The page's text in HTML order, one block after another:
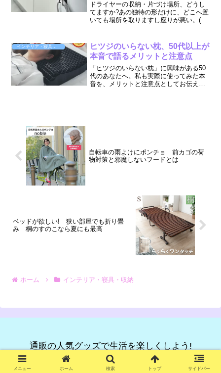
ドライヤーの収納・片づけ場所、どうし
てますか?あの独特の形だけに、どこへ置
いても場所を取りますし座りが悪い。(言
って結構邪魔です。使う場所で一番多い
のは、お風呂を出て...
インテリア・寝具・収納
ヒツジのいらない枕、50代以上が
本音で語るメリットと注意点
「ヒツジのいらない枕」に興味がある50
代のあなたへ。私も実際に使ってみた本
音を、メリットと注意点としてお伝えし
自転車の雨よけにポンチョ 前カゴの荷
物対策と邪魔しないフードとは
ベッドが欲しい! 狭い部屋でも折り畳
み 桐のすのこなら夏にも最高
ホーム インテリア・寝具・収納
通販の人気グッズで生活を楽しくしよう!
© 2021 通販の人気グッズで生活を楽しくしよう!.
メニュー ホーム 検索 トップ サイドバー